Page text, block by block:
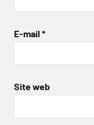
E-mail *
Site web